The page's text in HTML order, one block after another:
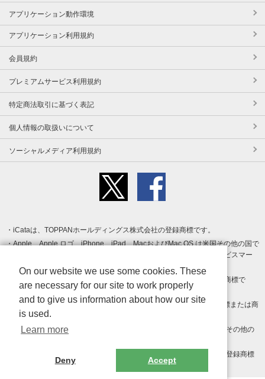
アプリケーション動作環境
アプリケーション利用規約
会員規約
プレミアムサービス利用規約
特定商法取引に基づく表記
個人情報の取扱いについて
ソーシャルメディア利用規約
iCataは、TOPPANホールディングス株式会社の登録商標です。
Apple、Apple ロゴ、iPhone、iPad、MacおよびMac OS は米国その他の国で
登録された Apple Inc. の商標です。App Store は Apple Inc. のサービスマー
クです。
Android、Google Play および Google Play ロゴ は Google LLC の商標で
す。
Windows は Microsoft Inc.の米国およびその他の国における登録商標または商
標です。
Adobe、Adobe Reader、Adobe PDF は、Adobe Inc.の米国およびその他の
その他、記載されている会社名、商品名、ロゴは各社の商標または登録商標
On our website we use some cookies. These
are necessary for our site to work properly
and to give us information about how our site
is used.
Learn more
Deny Accept